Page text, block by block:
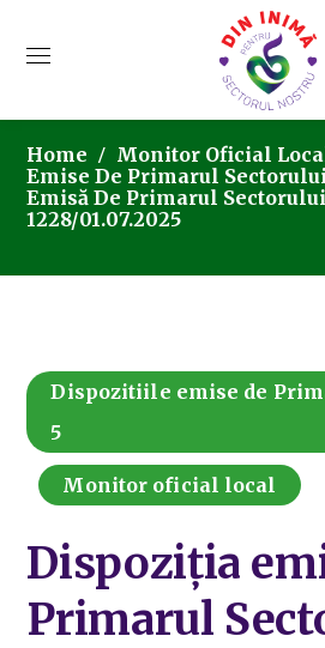
Home Monitor Oficial
Emise De Primarul
Emisă De Primarul
1228/01.07.2025
Dispozitiile emise de
5
Monitor oficial local
Dispoziția
Primarul